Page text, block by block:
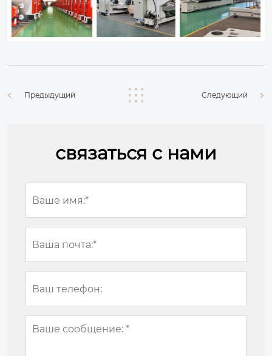
Предыдущий Следующий
связаться с нами